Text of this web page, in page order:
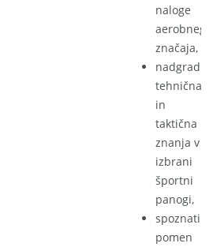
naloge
aerobnega
značaja,
nadgraditi
tehnična
in
taktična
znanja v
izbrani
športni
panogi,
spoznati
pomen